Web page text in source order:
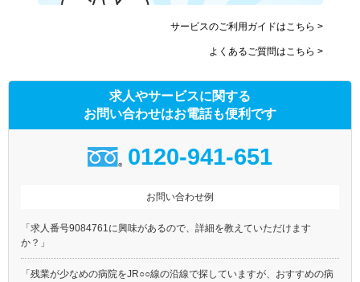
サービスのご利用ガイドはこちら >
よくあるご質問はこちら >
求人やサービスに関する
お問い合わせはお電話も便利です
0120-941-651
お問い合わせ例
「求人番号9084761に興味があるので、詳細を教えていただけます
か？」
「残業が少なめの病院をJR○○線の沿線で探していますが、おすすめの病